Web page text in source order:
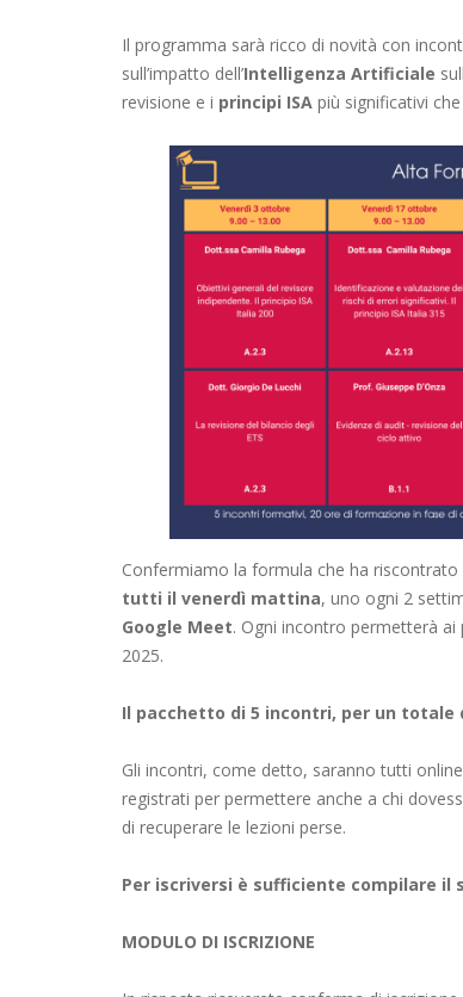
Il programma sarà ricco di novità con
sull’impatto dell’Intelligenza Artificiale
revisione e i principi ISA più significativi
Confermiamo la formula che ha
tutti il venerdì mattina, uno ogni 2
Google Meet. Ogni incontro permetterà ai
2025.
Il pacchetto di 5 incontri, per un totale
Gli incontri, come detto, saranno tutti
registrati per permettere anche a chi
di recuperare le lezioni perse.
Per iscriversi è sufficiente compilare il
MODULO DI ISCRIZIONE